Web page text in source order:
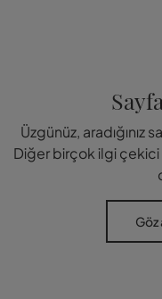
Üzgünüz,
Diğer birçok ilgi